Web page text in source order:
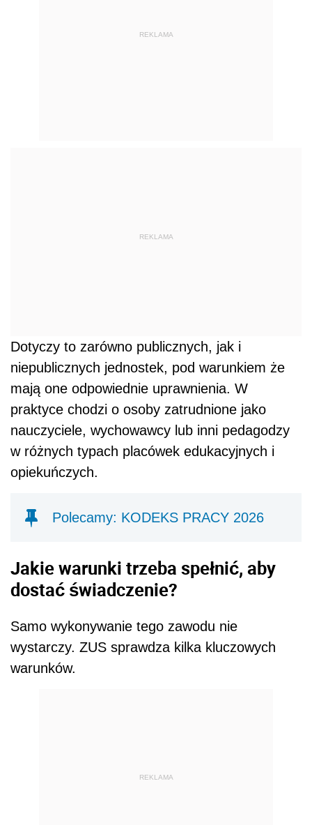
REKLAMA
REKLAMA
Dotyczy to zarówno publicznych, jak i
niepublicznych jednostek, pod warunkiem że
mają one odpowiednie uprawnienia. W
praktyce chodzi o osoby zatrudnione jako
nauczyciele, wychowawcy lub inni pedagodzy
w różnych typach placówek edukacyjnych i
opiekuńczych.
Polecamy: KODEKS PRACY 2026
Jakie warunki trzeba spełnić, aby
dostać świadczenie?
Samo wykonywanie tego zawodu nie
wystarczy. ZUS sprawdza kilka kluczowych
warunków.
REKLAMA